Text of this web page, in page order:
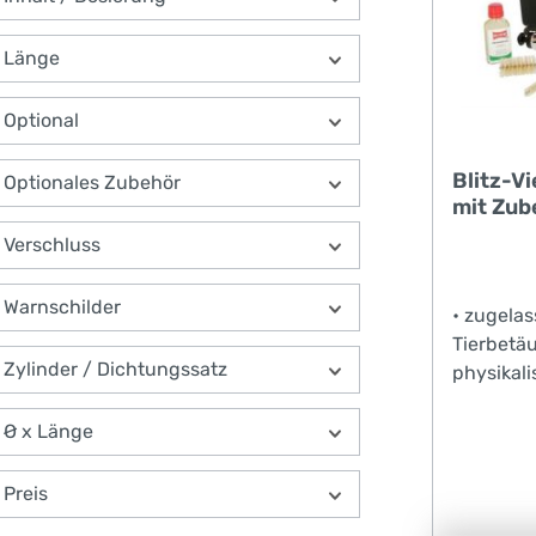
Länge
Optional
Optionales Zubehör
Verschluss
Warnschilder
Zylinder / Dichtungssatz
Ø x Länge
Preis
Blitz-
mit
•